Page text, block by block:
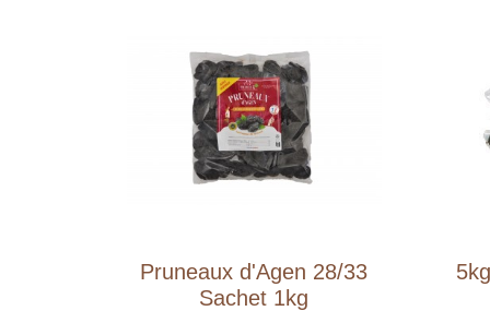
Pruneaux d'Agen 28/33
Sachet 1kg